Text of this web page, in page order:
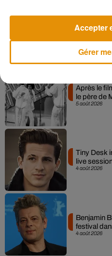
5 août 2026
Après le
le père de
4 août 2026
Tiny Desk
live
4 août 2026
Benjamin
festival
Gérer
Accepter